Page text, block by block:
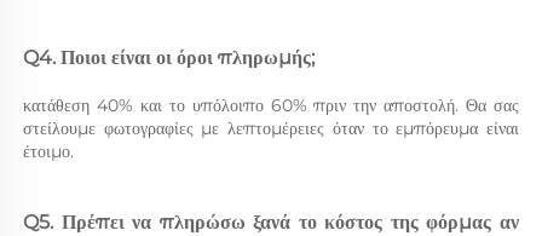
Q4. Ποιοι είναι οι όροι πληρωμής;
κατάθεση 40% και το υπόλοιπο 60% πριν την αποστολή. Θα σας
στείλουμε φωτογραφίες με λεπτομέρειες όταν το εμπόρευμα είναι
έτοιμο.
Q5. Πρέπει να πληρώσω ξανά το κόστος της φόρμας αν